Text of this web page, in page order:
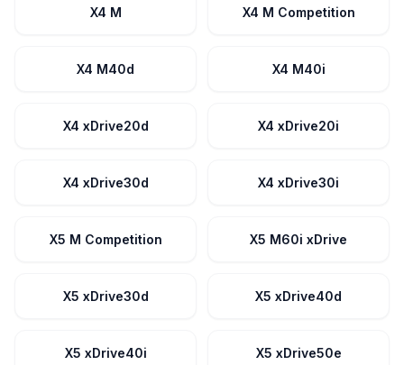
X4 M X4 M Competition
X4 M40d X4 M40i
X4 xDrive20d X4 xDrive20i
X4 xDrive30d X4 xDrive30i
X5 M Competition X5 M60i xDrive
X5 xDrive30d X5 xDrive40d
X5 xDrive40i X5 xDrive50e